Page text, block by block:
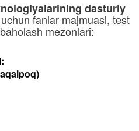
dasturiy
fanlar majmuasi, test
mezonlari: